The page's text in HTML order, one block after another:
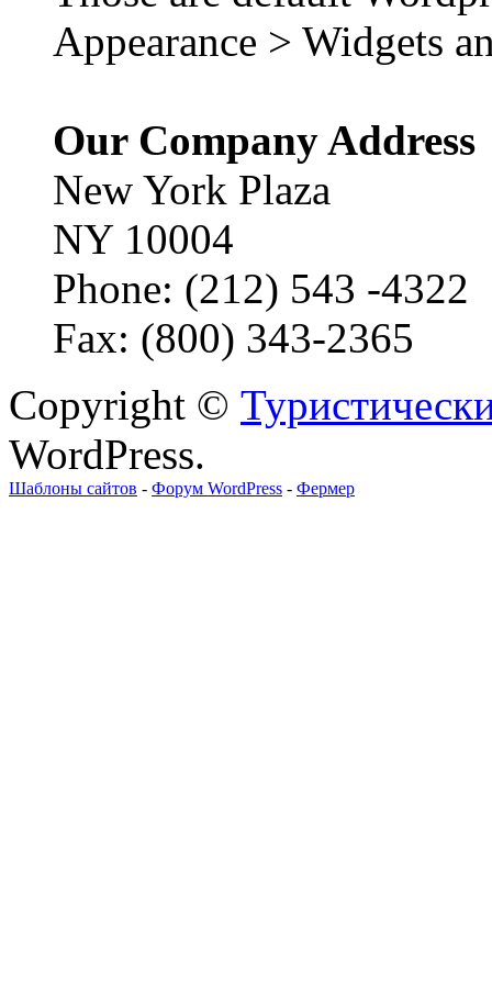
Appearance > Widgets
Our Company Address
New York Plaza
NY 10004
Phone: (212) 543 -4322
Fax: (800) 343-2365
Copyright ©
WordPress.
Шаблоны сайтов - Форум WordPress - Фермер